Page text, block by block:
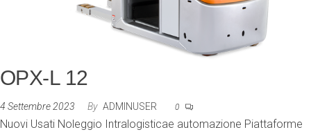
OPX-L 12
4 Settembre 2023 By ADMINUSER 0
Nuovi Usati Noleggio Intralogisticae automazione Piattaforme